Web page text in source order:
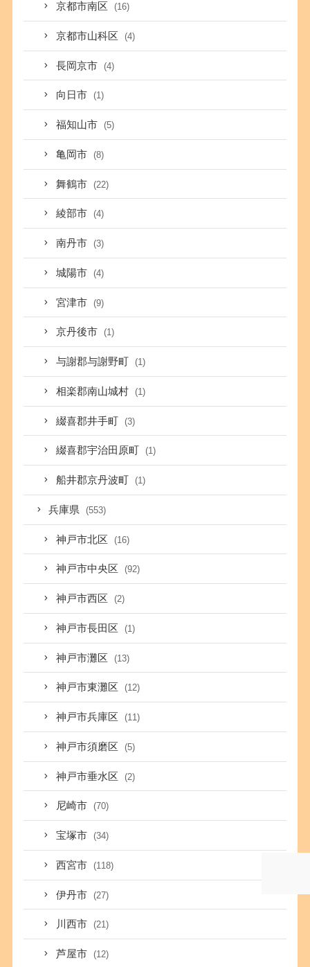
京都市南区 (16)
京都市山科区 (4)
長岡京市 (4)
向日市 (1)
福知山市 (5)
亀岡市 (8)
舞鶴市 (22)
綾部市 (4)
南丹市 (3)
城陽市 (4)
宮津市 (9)
京丹後市 (1)
与謝郡与謝野町 (1)
相楽郡南山城村 (1)
綴喜郡井手町 (3)
綴喜郡宇治田原町 (1)
船井郡京丹波町 (1)
兵庫県 (553)
神戸市北区 (16)
神戸市中央区 (92)
神戸市西区 (2)
神戸市長田区 (1)
神戸市灘区 (13)
神戸市東灘区 (12)
神戸市兵庫区 (11)
神戸市須磨区 (5)
神戸市垂水区 (2)
尼崎市 (70)
宝塚市 (34)
西宮市 (118)
伊丹市 (27)
川西市 (21)
芦屋市 (12)